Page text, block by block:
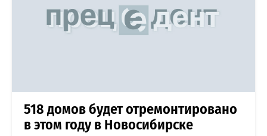
518 домов будет отремонтировано
в этом году в Новосибирске